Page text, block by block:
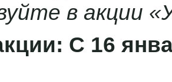
в акции
С 16